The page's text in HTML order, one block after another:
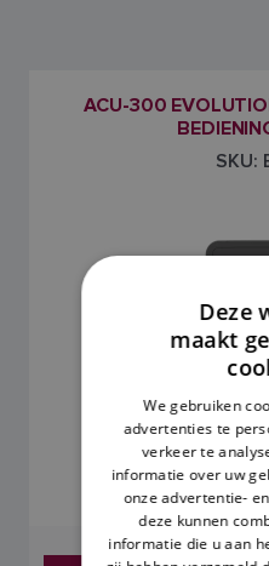
ACU-300
SKU:
Prijzen zijn
Deze
maakt
We gebruiken
advertenties te
verkeer te
informatie over uw
onze advertentie-
deze kunnen
informatie die u aan